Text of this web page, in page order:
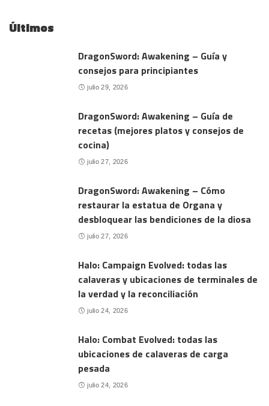
Últimos
DragonSword: Awakening – Guía y
consejos para principiantes
julio 29, 2026
DragonSword: Awakening – Guía de
recetas (mejores platos y consejos de
cocina)
julio 27, 2026
DragonSword: Awakening – Cómo
restaurar la estatua de Organa y
desbloquear las bendiciones de la diosa
julio 27, 2026
Halo: Campaign Evolved: todas las
calaveras y ubicaciones de terminales de
la verdad y la reconciliación
julio 24, 2026
Halo: Combat Evolved: todas las
ubicaciones de calaveras de carga
pesada
julio 24, 2026